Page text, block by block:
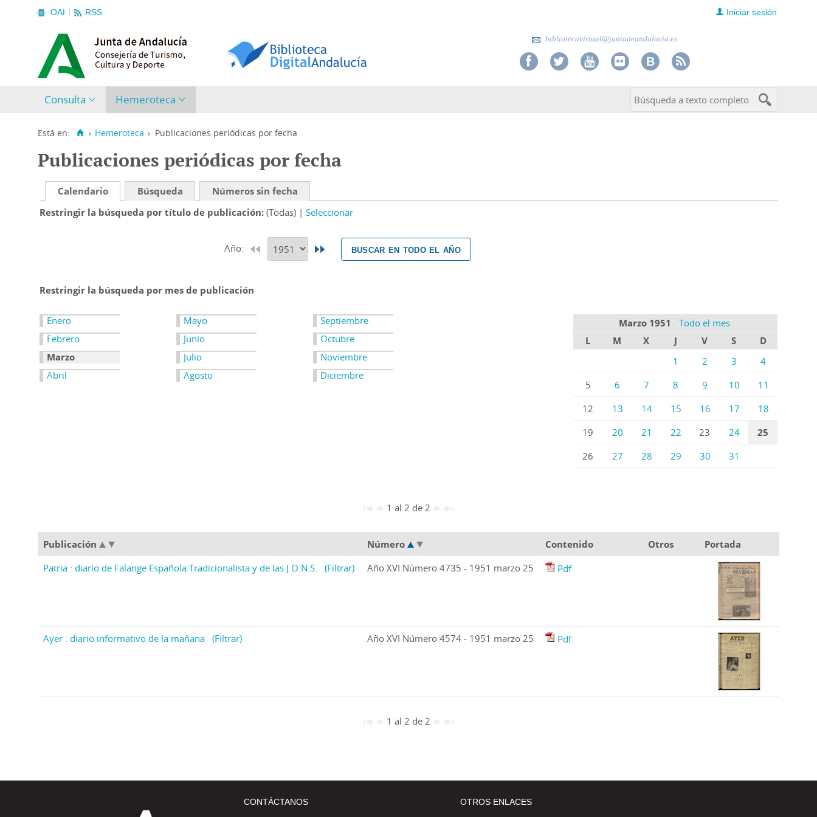
OAI RSS Iniciar sesión
bibliotecavirtual@juntadeandalucia.es
Consulta Hemeroteca
Está en: › Hemeroteca › Publicaciones periódicas por fecha
Publicaciones periódicas por fecha
Calendario Búsqueda
Números sin fecha
Restringir la búsqueda por título de publicación (Todas) Seleccionar
Año: buscar en todo el año
Restringir la búsqueda por mes de publicación
Enero
Febrero
Marzo
Abril
Mayo
Junio
Julio
Agosto
Septiembre
Octubre
Noviembre
Diciembre
Marzo 1951
Todo el mes
L
M X J V S
D
1
2 3
4
5
6 7 8 9 10
11
12
13 14 15 16 17
18
19
20 21 22 23 24
25
26
27 28 29 30 31
1 al 2 de 2
Publicación Número Contenido Otros
Portada
Patria : diario de Falange Española Tradicionalista y de las J.O.N.S.
(Filtrar) Año XVI Número 4735 - 1951 marzo 25 Pdf
Ayer : diario informativo de la mañana (Filtrar) Año XVI Número 4574 - 1951 marzo 25 Pdf
1 al 2 de 2
CONTÁCTANOS
OTROS ENLACES